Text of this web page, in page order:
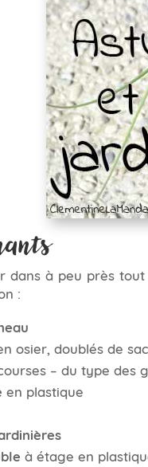
dans à peu près
:
osier, doublés de
– du type des
en plastique
à étage en